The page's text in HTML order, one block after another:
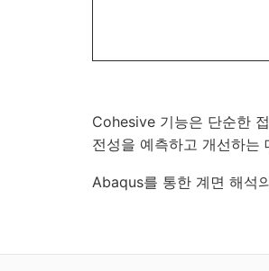
Cohesive 기능은 단순한
전성을 예측하고 개선하는
Abaqus를 통한 계면 해석